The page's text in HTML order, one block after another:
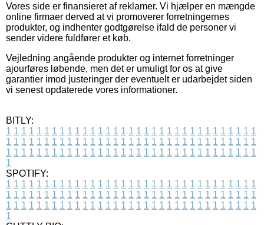
Vores side er finansieret af reklamer. Vi hjælper en mængde
online firmaer derved at vi promoverer forretningernes
produkter, og indhenter godtgørelse ifald de personer vi
sender videre fuldfører et køb.
Vejledning angående produkter og internet forretninger
ajourføres løbende, men det er umuligt for os at give
garantier imod justeringer der eventuelt er udarbejdet siden
vi senest opdaterede vores informationer.
BITLY:
1 1 1 1 1 1 1 1 1 1 1 1 1 1 1 1 1 1 1 1 1 1 1 1 1 1 1 1 1 1 1 1 1
1 1 1 1 1 1 1 1 1 1 1 1 1 1 1 1 1 1 1 1 1 1 1 1 1 1 1 1 1 1 1 1 1
1 1 1 1 1 1 1 1 1 1 1 1 1 1 1 1 1 1 1 1 1 1 1 1 1 1 1 1 1 1 1 1 1
1
SPOTIFY:
1 1 1 1 1 1 1 1 1 1 1 1 1 1 1 1 1 1 1 1 1 1 1 1 1 1 1 1 1 1 1 1 1
1 1 1 1 1 1 1 1 1 1 1 1 1 1 1 1 1 1 1 1 1 1 1 1 1 1 1 1 1 1 1 1 1
1 1 1 1 1 1 1 1 1 1 1 1 1 1 1 1 1 1 1 1 1 1 1 1 1 1 1 1 1 1 1 1 1
1